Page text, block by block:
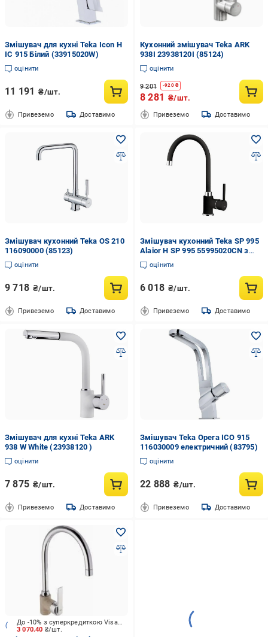
Змішувач для кухні Teka Icon H
IC 915 Білий (33915020W)
оцінити
11 191 ₴/шт.
Привеземо Доставимо
Кухонний змішувач Teka ARK
938I 23938120I (85124)
оцінити
9 201 -920₴
8 281 ₴/шт.
Привеземо Доставимо
Змішувач кухонний Teka OS 210
116090000 (85123)
оцінити
9 718 ₴/шт.
Привеземо Доставимо
Змішувач кухонний Teka SP 995
Alaior H SP 995 55995020CN з
карбону
оцінити
6 018 ₴/шт.
Привеземо Доставимо
Змішувач для кухні Teka ARK
938 W White (23938120 )
оцінити
7 875 ₴/шт.
Привеземо Доставимо
Змішувач Teka Opera ICO 915
116030009 електричний (83795)
оцінити
22 888 ₴/шт.
Привеземо Доставимо
3 070.40 ₴/шт.
До -10% з суперкредиткою Visa Вигода